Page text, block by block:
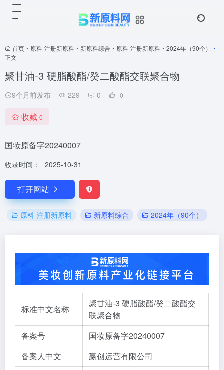
首页 • 原料-注册新原料 • 新原料综合 • 原料-注册新原料 • 2024年（90个）
•
正文
聚甘油-3 硬脂酸酯/癸二酸酯交联聚合物
9个月前发布 229 0 0
收藏 0
国妆原备字20240007
收录时间： 2025-10-31
打开网站
原料-注册新原料 新原料综合 2024年（90个）
标准中文名称
聚甘油-3 硬脂酸酯/癸二酸酯交
联聚合物
备案号
国妆原备字20240007
备案人中文
赢创运营有限公司